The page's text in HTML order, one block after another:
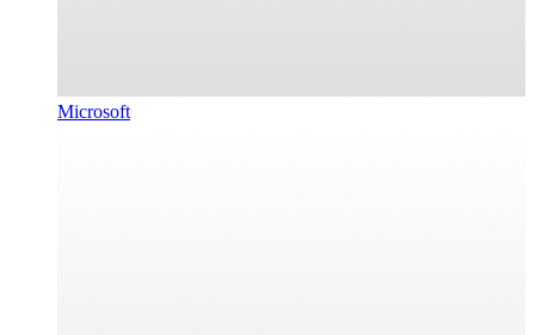
Microsoft